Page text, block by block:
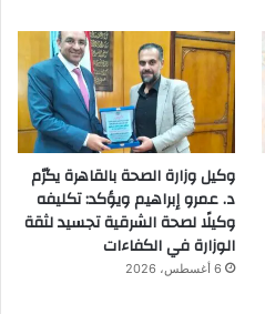
وكيل وزارة الصحة بالقاهرة يكرّم
د. عمرو إبراهيم ويؤكد: تكليفه
وكيلًا لصحة الشرقية تجسيد لثقة
الوزارة في الكفاءات
6 أغسطس، 2026